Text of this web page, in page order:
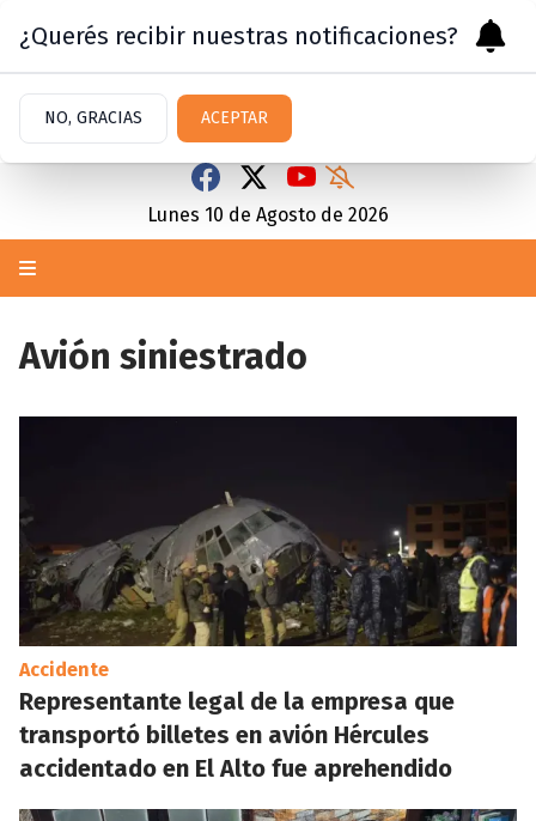
Lunes 10 de Agosto de 2026
Avión siniestrado
Accidente
Representante legal de la empresa que
transportó billetes en avión Hércules
accidentado en El Alto fue aprehendido
¿Querés recibir nuestras notificaciones?
NO, GRACIAS ACEPTAR